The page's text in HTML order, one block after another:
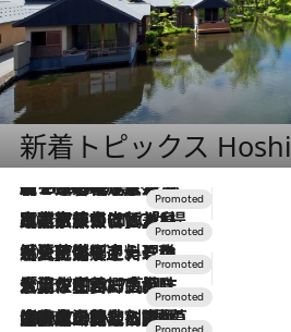
新着トピックス
2026.8.7
【トンボの足水浴】ヒノキの香りに包まれて涼感マックス！約13℃の湧水かけ流しを避暑地「星野温泉 トンボの湯」で体験
2026.7.31
【ホテル帰省】という選択肢をOMOが提案。家族とほどよい距離を保つには「昼は実家、夜は気兼ねなくホテルで！」
2026.7.24
【夏限定ディナーコース】旬を迎える稚鮎や花ズッキーニなどをイタリア・トスカーナの郷土料理の手法で満喫！
2026.7.17
「土佐和ハーブかき氷」がOMO7高知に登場！生姜、山椒、大葉など目にも舌にも涼を呼ぶ郷土の味
2026.7.10
NEW OPEN！【界 草津】名湯の地に誕生。趣の異なる2種の温泉と上州ならではの会席・蕎麦割烹など美食を味わう究極の癒やし旅